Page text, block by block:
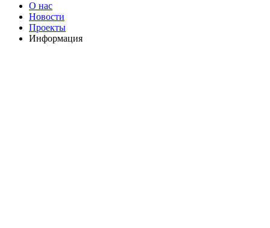
О нас
Новости
Проекты
Информация